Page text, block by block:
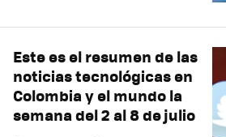
Este es el resumen de las
noticias tecnológicas en
Colombia y el mundo la
semana del 2 al 8 de julio